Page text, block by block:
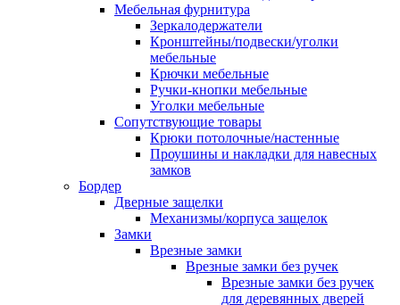
Мебельная фурнитура
Зеркалодержатели
Кронштейны/подвески/уголки
мебельные
Крючки мебельные
Ручки-кнопки мебельные
Уголки мебельные
Сопутствующие товары
Крюки потолочные/настенные
Проушины и накладки для навесных
замков
Бордер
Дверные защелки
Механизмы/корпуса защелок
Замки
Врезные замки
Врезные замки без ручек
Врезные замки без ручек
для деревянных дверей